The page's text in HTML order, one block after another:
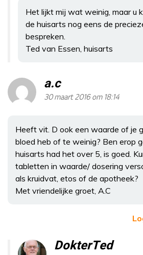
Het lijkt mij wat weinig, maar u
de huisarts nog eens de
bespreken.
Ted van Essen, huisarts
a.c
30 maart 2016 om 18:14
Heeft vit. D ook een waarde of je
bloed heb of te weinig? Ben erop
huisarts had het over 5, is goed.
tabletten in waarde/ dosering
als kruidvat, etos of de apotheek?
Met vriendelijke groet, A.C
DokterTed